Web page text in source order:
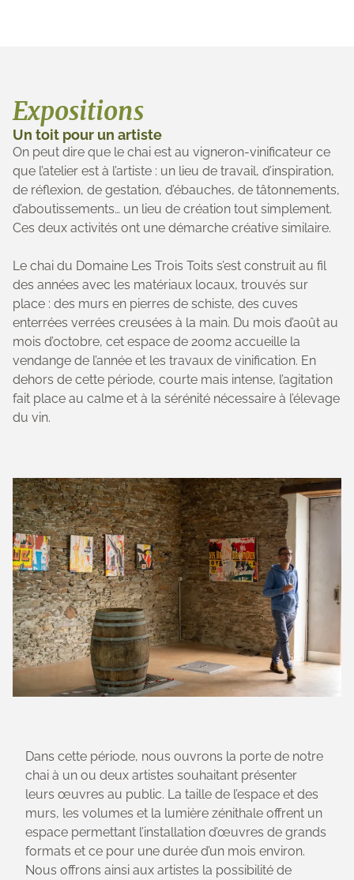
Expositions
Un toit pour un artiste
On peut dire que le chai est au vigneron-vinificateur ce
que l’atelier est à l’artiste : un lieu de travail, d’inspiration,
de réflexion, de gestation, d’ébauches, de tâtonnements,
d’aboutissements… un lieu de création tout simplement.
Ces deux activités ont une démarche créative similaire.
Le chai du Domaine Les Trois Toits s’est construit au fil
des années avec les matériaux locaux, trouvés sur
place : des murs en pierres de schiste, des cuves
enterrées verrées creusées à la main. Du mois d’août au
mois d’octobre, cet espace de 200m2 accueille la
vendange de l’année et les travaux de vinification. En
dehors de cette période, courte mais intense, l’agitation
fait place au calme et à la sérénité nécessaire à l’élevage
du vin.
Dans cette période, nous ouvrons la porte de notre
chai à un ou deux artistes souhaitant présenter
leurs œuvres au public. La taille de l’espace et des
murs, les volumes et la lumière zénithale offrent un
espace permettant l’installation d’œuvres de grands
formats et ce pour une durée d’un mois environ.
Nous offrons ainsi aux artistes la possibilité de